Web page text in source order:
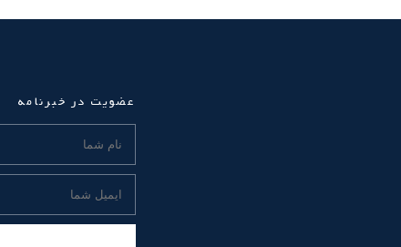
عضویت در خبرنامه